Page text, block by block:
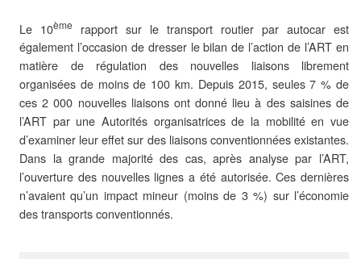
Le 10ème
rapport sur le transport routier par autocar est
également l’occasion de dresser le bilan de l’action de l’ART en
matière de régulation des nouvelles liaisons librement
organisées de moins de 100 km. Depuis 2015, seules 7 % de
ces 2 000 nouvelles liaisons ont donné lieu à des saisines de
l’ART par une Autorités organisatrices de la mobilité en vue
d’examiner leur effet sur des liaisons conventionnées existantes.
Dans la grande majorité des cas, après analyse par l’ART,
l’ouverture des nouvelles lignes a été autorisée. Ces dernières
n’avaient qu’un impact mineur (moins de 3 %) sur l’économie
des transports conventionnés.